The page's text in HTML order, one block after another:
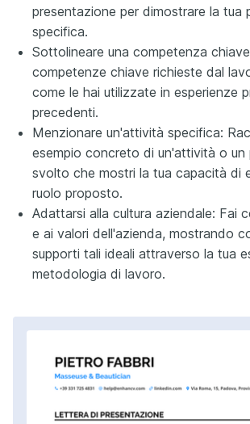
presentazione per dimostrare la tua
specifica.
Sottolineare una competenza
competenze chiave richieste dal
come le hai utilizzate in esperienze
precedenti.
Menzionare un'attività specifica:
esempio concreto di un'attività o
svolto che mostri la tua capacità di
ruolo proposto.
Adattarsi alla cultura aziendale: Fai
e ai valori dell'azienda, mostrando
supporti tali ideali attraverso la tua
metodologia di lavoro.